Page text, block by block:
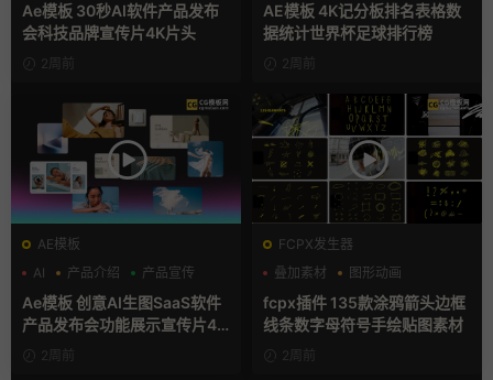
Ae模板 30秒AI软件产品发布
会科技品牌宣传片4K片头
2周前
AE模板 4K记分板排名表格数
据统计世界杯足球排行榜
2周前
AE模板
AI
产品介绍 产品宣传
Ae模板 创意AI生图SaaS软件
产品发布会功能展示宣传片4K
片头2周前
FCPX发生器
叠加素材
图形动画
手绘风
fcpx插件 135款涂鸦箭头边框
线条数字母符号手绘贴图素材
2周前